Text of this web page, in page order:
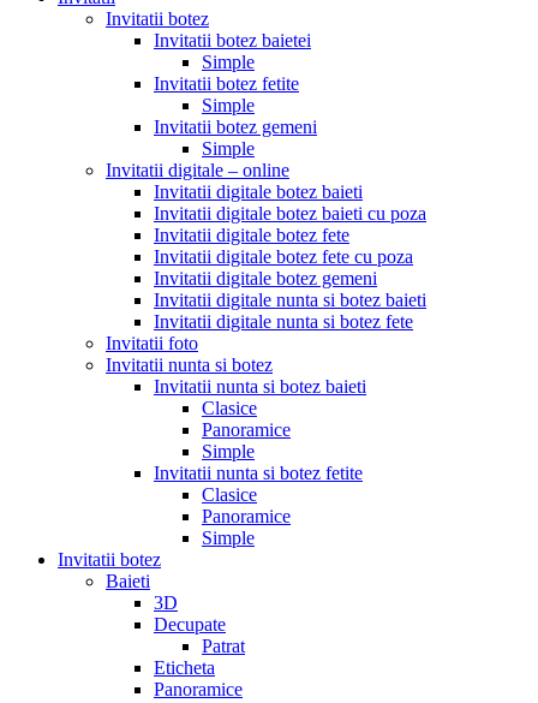
Invitatii botez
Invitatii botez baietei
Simple
Invitatii botez fetite
Simple
Invitatii botez gemeni
Simple
Invitatii digitale – online
Invitatii digitale botez baieti
Invitatii digitale botez baieti cu poza
Invitatii digitale botez fete
Invitatii digitale botez fete cu poza
Invitatii digitale botez gemeni
Invitatii digitale nunta si botez baieti
Invitatii digitale nunta si botez fete
Invitatii foto
Invitatii nunta si botez
Invitatii nunta si botez baieti
Clasice
Panoramice
Simple
Invitatii nunta si botez fetite
Clasice
Panoramice
Simple
Invitatii botez
Baieti
3D
Decupate
Patrat
Eticheta
Panoramice